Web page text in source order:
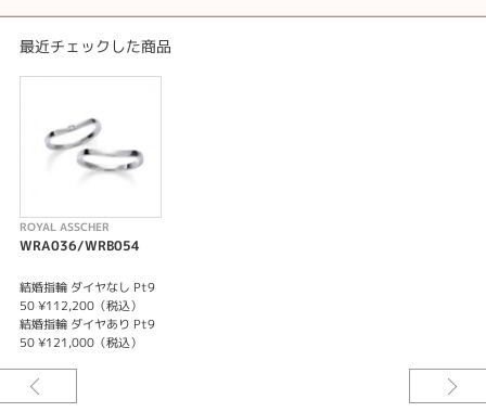
最近チェックした商品
ROYAL ASSCHER
WRA036/WRB054
結婚指輪 ダイヤなし Pt9
50 ¥112,200（税込）
結婚指輪 ダイヤあり Pt9
50 ¥121,000（税込）